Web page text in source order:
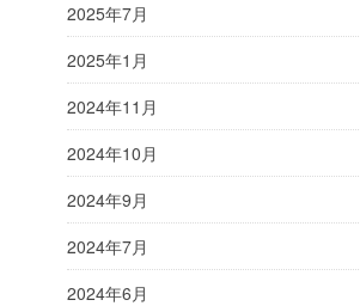
2025年7月
2025年1月
2024年11月
2024年10月
2024年9月
2024年7月
2024年6月